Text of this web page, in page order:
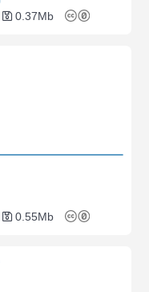
0.37Mb
0.55Mb